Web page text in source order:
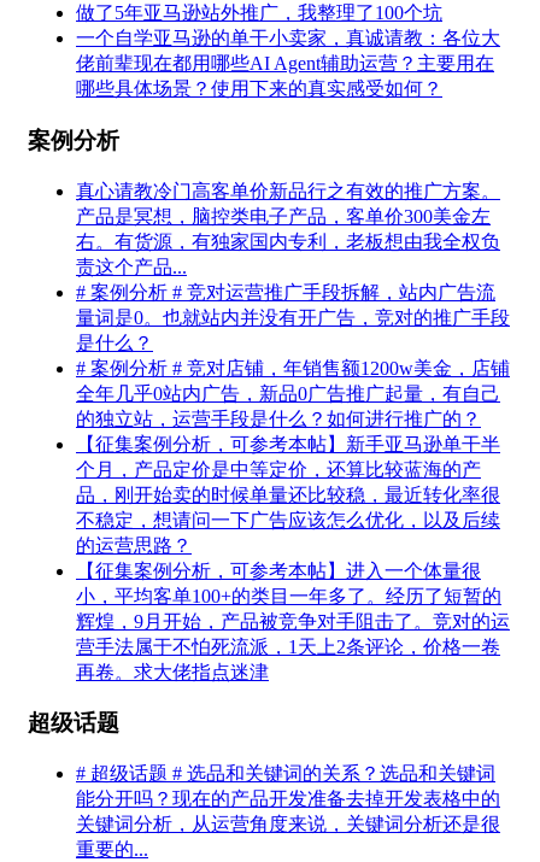
做了5年亚马逊站外推广，我整理了100个坑
一个自学亚马逊的单干小卖家，真诚请教：各位大
佬前辈现在都用哪些AI Agent辅助运营？主要用在
哪些具体场景？使用下来的真实感受如何？
案例分析
真心请教冷门高客单价新品行之有效的推广方案。
产品是冥想，脑控类电子产品，客单价300美金左
右。有货源，有独家国内专利，老板想由我全权负
责这个产品...
# 案例分析 # 竞对运营推广手段拆解，站内广告流
量词是0。也就站内并没有开广告，竞对的推广手段
是什么？
# 案例分析 # 竞对店铺，年销售额1200w美金，店铺
全年几乎0站内广告，新品0广告推广起量，有自己
的独立站，运营手段是什么？如何进行推广的？
【征集案例分析，可参考本帖】新手亚马逊单干半
个月，产品定价是中等定价，还算比较蓝海的产
品，刚开始卖的时候单量还比较稳，最近转化率很
不稳定，想请问一下广告应该怎么优化，以及后续
的运营思路？
【征集案例分析，可参考本帖】进入一个体量很
小，平均客单100+的类目一年多了。经历了短暂的
辉煌，9月开始，产品被竞争对手阻击了。竞对的运
营手法属于不怕死流派，1天上2条评论，价格一卷
再卷。求大佬指点迷津
超级话题
# 超级话题 # 选品和关键词的关系？选品和关键词
能分开吗？现在的产品开发准备去掉开发表格中的
关键词分析，从运营角度来说，关键词分析还是很
重要的...